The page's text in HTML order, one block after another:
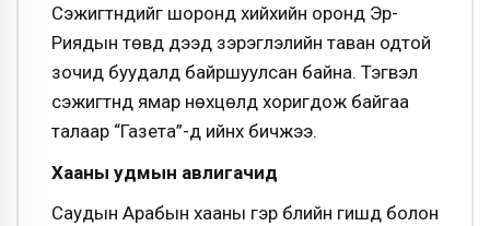
Сэжигтнүүдийг шоронд хийхийн оронд Эр-
Риядын төвд дээд зэрэглэлийн таван одтой
зочид буудалд байршуулсан байна. Тэгвэл
сэжигтнүүд ямар нөхцөлд хоригдож байгаа
талаар “Газета”-д ийнхүү бичжээ.
Хааны удмын авлигачид
Саудын Арабын хааны гэр бүлийн гишүүд болон